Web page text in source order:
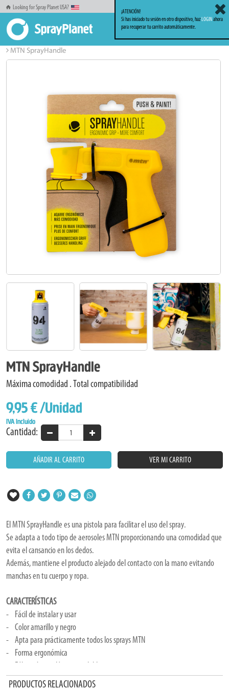
Looking for Spray Planet USA?
Inicio Accesorios & Complementos Complementos
MTN SprayHandle
MTN SprayHandle
Máxima comodidad . Total compatibilidad
9,95 €/Unidad
IVA Incluido
Cantidad:
AÑADIR AL CARRITO VER MI CARRITO
El MTN SprayHandle es una pistola para facilitar el uso del spray.
Se adapta a todo tipo de aerosoles MTN proporcionando una comodidad que
evita el cansancio en los dedos.
Además, mantiene el producto alejado del contacto con la mano evitando
manchas en tu cuerpo y ropa.
CARACTERÍSTICAS
- Fácil de instalar y usar
- Color amarillo y negro
- Apta para prácticamente todos los sprays MTN
- Forma ergonómica
- Fábricada en plástico reciclable
PRODUCTOS RELACIONADOS
¡ATENCIÓN!
Si has iniciado tu sesión en otro dispositivo, hazLOGINahora
para recuperar tu carrito automáticamente.